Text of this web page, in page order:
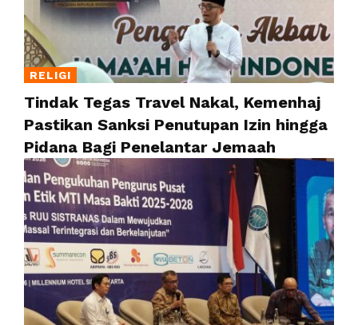
RELIGI
Tindak Tegas Travel Nakal, Kemenhaj
Pastikan Sanksi Penutupan Izin hingga
Pidana Bagi Penelantar Jemaah